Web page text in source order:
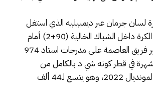
لسان جرمان عبر ديمبيليه الذي استغل
تمريرة رويس وتابع الكرة داخل الشباك الخالية (90+2) أمام
فرحة عارمة لجماهير فريق العاصمة على مدرجات استاد 974
شهرة في قطر كونه شي د بالكامل من
الحاويات وخصيصا لمونديال 2022، وهو يتسع لـ44 ألف